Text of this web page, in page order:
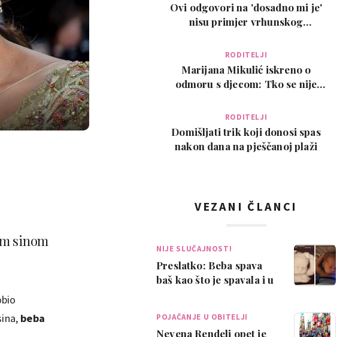
sinom
beba
Ovi odgovori na 'dosadno mi je'
nisu primjer vrhunskog
RODITELJI
Marijana Mikulić iskreno o
odmoru s djecom: Tko se nije
RODITELJI
Domišljati trik koji donosi spas
nakon dana na pješčanoj plaži
VEZANI ČLANCI
NIJE SLUČAJNOST!
Preslatko: Beba spava
baš kao što je spavala i u
POJAČANJE U OBITELJI
Nevena Rendeli opet je